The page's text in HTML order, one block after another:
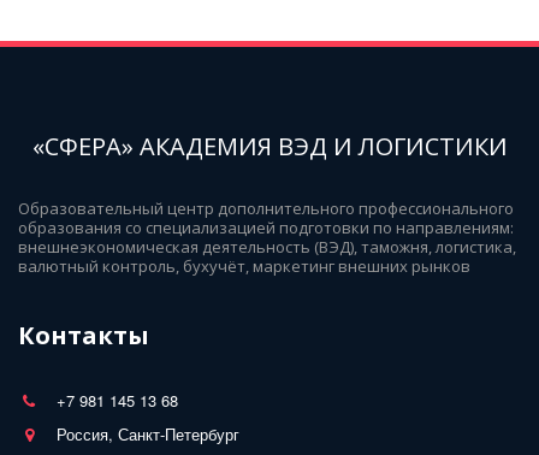
«СФЕРА» АКАДЕМИЯ ВЭД И ЛОГИСТИКИ
Образовательный центр дополнительного профессионального
образования со специализацией подготовки по направлениям:
внешнеэкономическая деятельность (ВЭД), таможня, логистика,
валютный контроль, бухучёт, маркетинг внешних рынков
Контакты
+7 981 145 13 68
Россия, Санкт-Петербург